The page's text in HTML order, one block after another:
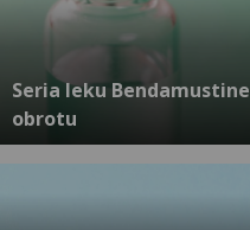
Seria leku
obrotu